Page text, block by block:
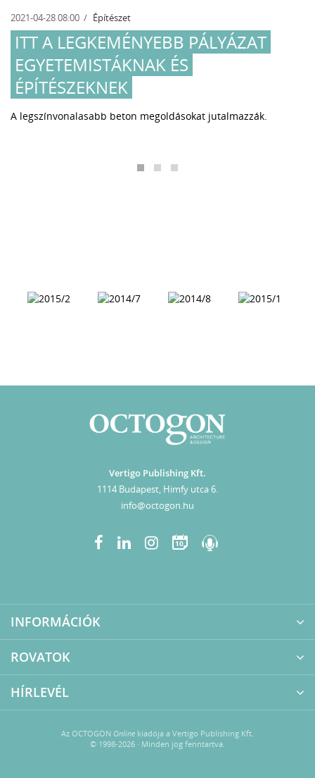
2021-04-28 08:00 Építészet
ITT A LEGKEMÉNYEBB PÁLYÁZAT
EGYETEMISTÁKNAK ÉS
ÉPÍTÉSZEKNEK
A legszínvonalasabb beton megoldásokat jutalmazzák.
Vertigo Publishing Kft.
1114 Budapest, Himfy utca 6.
info@octogon.hu
10
INFORMÁCIÓK
ROVATOK
HÍRLEVÉL
Az OCTOGON Online kiadója a Vertigo Publishing Kft.
© 1998-2026 · Minden jog fenntartva.